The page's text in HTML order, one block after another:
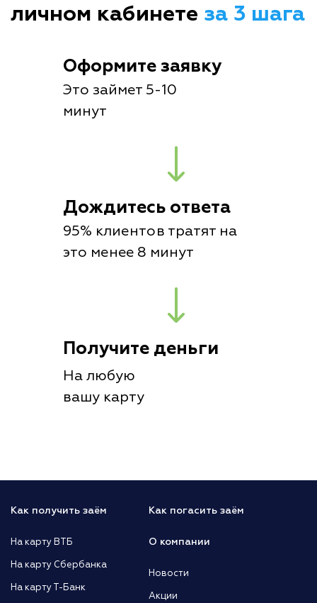
личном кабинете за 3 шага
Оформите заявку
Это займет 5-10
минут
Дождитесь ответа
95% клиентов тратят на
это менее 8 минут
Получите деньги
На любую
вашу карту
Как получить заём
На карту ВТБ
На карту Сбербанка
На карту Т-Банк
Как погасить заём
О компании
Новости
Акции